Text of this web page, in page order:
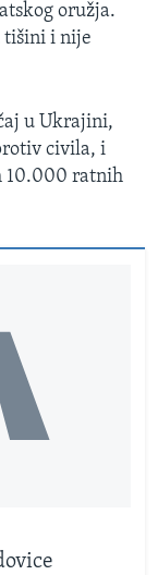
oružja.
tišini i nije
u Ukrajini,
civila, i
10.000 ratnih